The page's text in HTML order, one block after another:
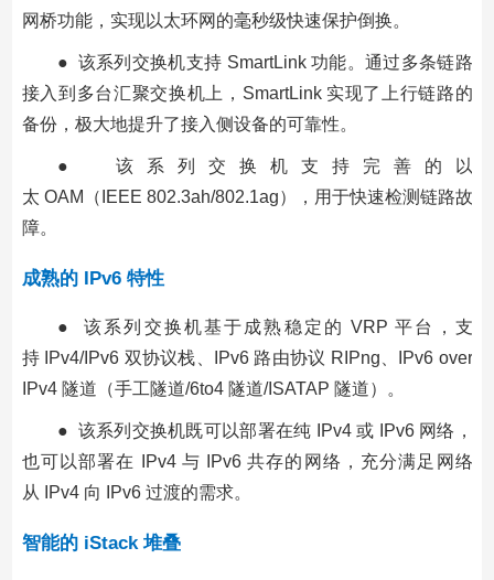
网桥功能，实现以太环网的毫秒级快速保护倒换。
● 该系列交换机支持 SmartLink 功能。通过多条链路
接入到多台汇聚交换机上，SmartLink 实现了上行链路的
备份，极大地提升了接入侧设备的可靠性。
● 该系列交换机支持完善的以
太 OAM（IEEE 802.3ah/802.1ag），用于快速检测链路故
障。
成熟的 IPv6 特性
● 该系列交换机基于成熟稳定的 VRP 平台，支
持 IPv4/IPv6 双协议栈、IPv6 路由协议 RIPng、IPv6 over
IPv4 隧道（手工隧道/6to4 隧道/ISATAP 隧道）。
● 该系列交换机既可以部署在纯 IPv4 或 IPv6 网络，
也可以部署在 IPv4 与 IPv6 共存的网络，充分满足网络
从 IPv4 向 IPv6 过渡的需求。
智能的 iStack 堆叠